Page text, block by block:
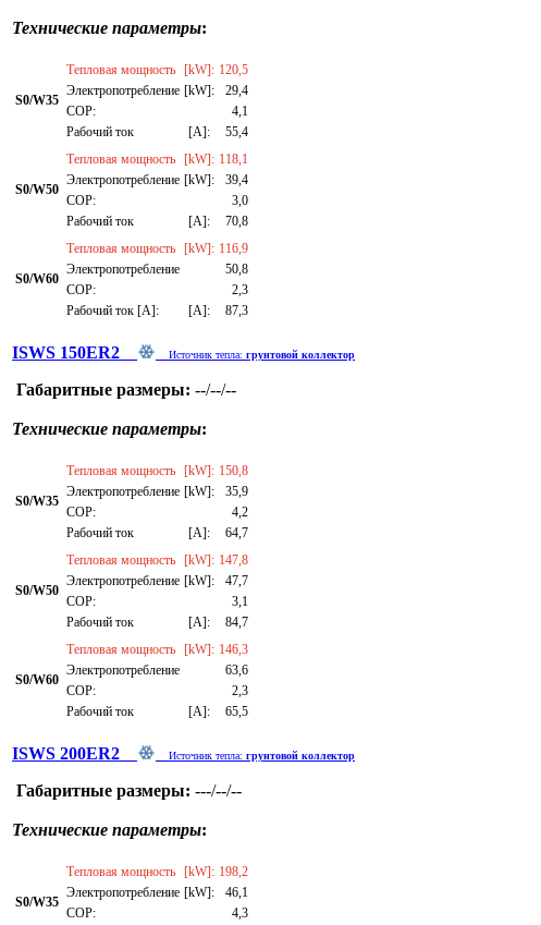
Технические параметры:
S0/W35
Тепловая мощность [kW]: 120,5
Электропотребление [kW]:
29,4
СОР:
4,1
Рабочий ток
[A]: 55,4
S0/W50
Тепловая мощность [kW]: 118,1
Электропотребление [kW]:
39,4
СОР:
3,0
Рабочий ток
[A]: 70,8
S0/W60
Тепловая мощность [kW]: 116,9
Электропотребление
50,8
СОР:
2,3
Рабочий ток [A]:
[A]: 87,3
ISWS 150ER2 Источник тепла: грунтовой коллектор
Габаритные размеры: --/--/--
Технические параметры:
S0/W35
Тепловая мощность [kW]: 150,8
Электропотребление [kW]:
35,9
СОР:
4,2
Рабочий ток
[A]: 64,7
S0/W50
Тепловая мощность [kW]: 147,8
Электропотребление [kW]:
47,7
СОР:
3,1
Рабочий ток
[A]: 84,7
S0/W60
Тепловая мощность [kW]: 146,3
Электропотребление
63,6
СОР:
2,3
Рабочий ток
[A]: 65,5
ISWS 200ER2 Источник тепла: грунтовой коллектор
Габаритные размеры: ---/--/--
Технические параметры:
S0/W35
Тепловая мощность [kW]: 198,2
Электропотребление [kW]:
46,1
СОР:
4,3